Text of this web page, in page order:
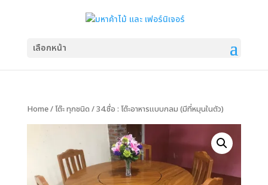
เลือกหน้า
Home/โต๊ะ ทุกชนิด / 34.ชื่อ : โต๊ะอาหารแบบกลม (มีที่หมุนในตัว)